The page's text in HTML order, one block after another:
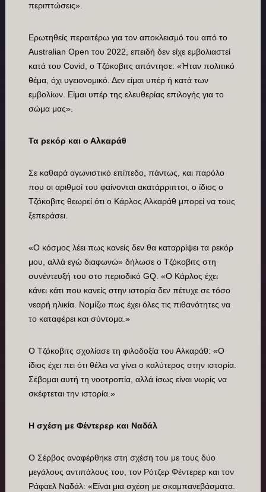
περιπτώσεις».
Ερωτηθείς περαιτέρω για τον αποκλεισμό του από το
Australian Open του 2022, επειδή δεν είχε εμβολιαστεί
κατά του Covid, ο Τζόκοβιτς απάντησε: «Ήταν πολιτικό
θέμα, όχι υγειονομικό. Δεν είμαι υπέρ ή κατά των
εμβολίων. Είμαι υπέρ της ελευθερίας επιλογής για το
σώμα μας».
Τα ρεκόρ και ο Αλκαράθ
Σε καθαρά αγωνιστικό επίπεδο, πάντως, και παρόλο
που οι αριθμοί του φαίνονται ακατάρριπτοι, ο ίδιος ο
Τζόκοβιτς θεωρεί ότι ο Κάρλος Αλκαράθ μπορεί να τους
ξεπεράσει.
«Ο κόσμος λέει πως κανείς δεν θα καταρρίψει τα ρεκόρ
μου, αλλά εγώ διαφωνώ» δήλωσε ο Τζόκοβιτς στη
συνέντευξή του στο περιοδικό GQ. «Ο Κάρλος έχει
κάνει κάτι που κανείς στην ιστορία δεν πέτυχε σε τόσο
νεαρή ηλικία. Νομίζω πως έχει όλες τις πιθανότητες να
το καταφέρει και σύντομα.»
Ο Τζόκοβιτς σχολίασε τη φιλοδοξία του Αλκαράθ: «Ο
ίδιος έχει πει ότι θέλει να γίνει ο καλύτερος στην ιστορία.
Σέβομαι αυτή τη νοοτροπία, αλλά ίσως είναι νωρίς να
σκέφτεται την ιστορία.»
Η σχέση με Φέντερερ και Ναδάλ
Ο Σέρβος αναφέρθηκε στη σχέση του με τους δύο
μεγάλους αντιπάλους του, τον Ρότζερ Φέντερερ και τον
Ράφαελ Ναδάλ: «Είναι μια σχέση με σκαμπανεβάσματα.